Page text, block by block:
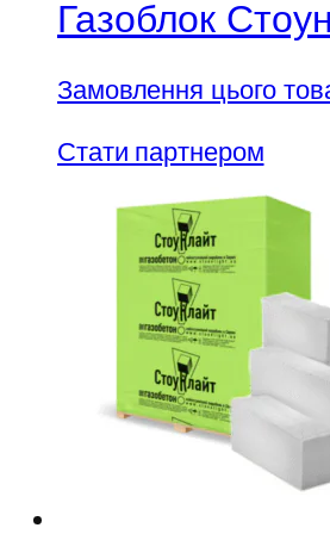
Газоблок
Замовлення цього
Стати партнером